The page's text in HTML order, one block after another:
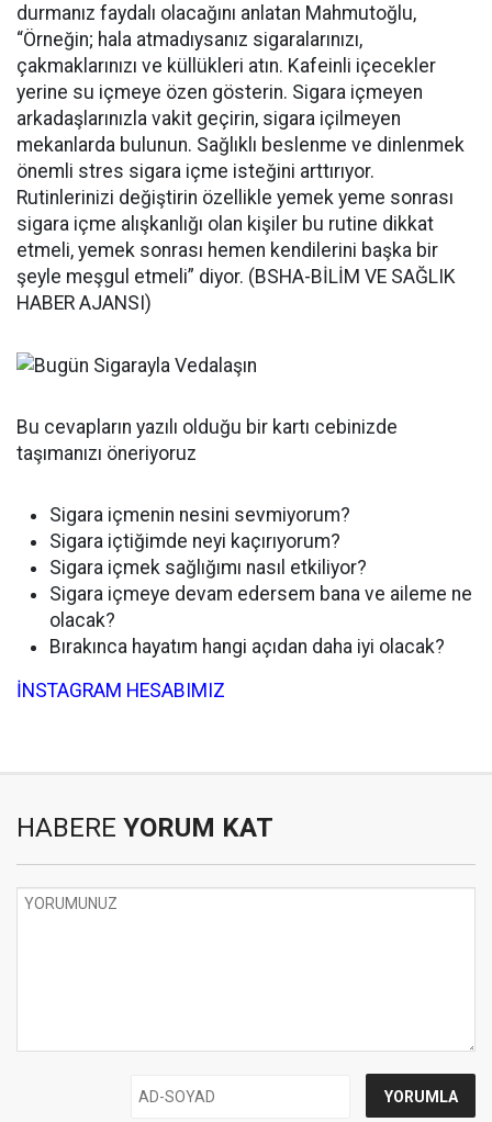
durmanız faydalı olacağını anlatan Mahmutoğlu,
“Örneğin; hala atmadıysanız sigaralarınızı,
çakmaklarınızı ve küllükleri atın. Kafeinli içecekler
yerine su içmeye özen gösterin. Sigara içmeyen
arkadaşlarınızla vakit geçirin, sigara içilmeyen
mekanlarda bulunun. Sağlıklı beslenme ve dinlenmek
önemli stres sigara içme isteğini arttırıyor.
Rutinlerinizi değiştirin özellikle yemek yeme sonrası
sigara içme alışkanlığı olan kişiler bu rutine dikkat
etmeli, yemek sonrası hemen kendilerini başka bir
şeyle meşgul etmeli” diyor. (BSHA-BİLİM VE SAĞLIK
HABER AJANSI)
Bu cevapların yazılı olduğu bir kartı cebinizde
taşımanızı öneriyoruz
Sigara içmenin nesini sevmiyorum?
Sigara içtiğimde neyi kaçırıyorum?
Sigara içmek sağlığımı nasıl etkiliyor?
Sigara içmeye devam edersem bana ve aileme ne
olacak?
Bırakınca hayatım hangi açıdan daha iyi olacak?
İNSTAGRAM HESABIMIZ
HABERE YORUM KAT